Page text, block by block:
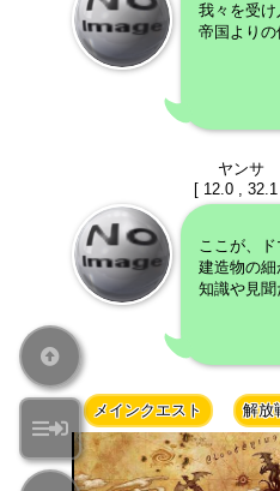
我々を受け
帝国よりの
ヤンサ
[ 12.0 , 32.1
ここが、
建造物の細
知識や見聞
メインクエスト 解放